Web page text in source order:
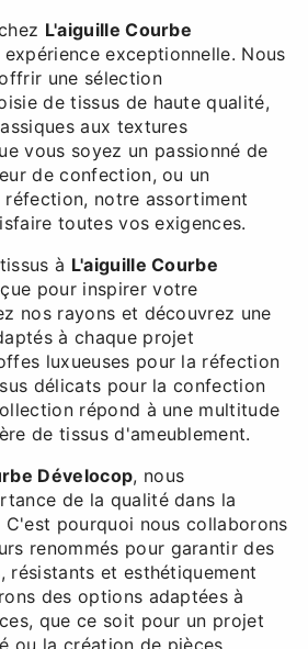
L'aiguille Courbe
exceptionnelle. Nous
une sélection
de tissus de haute qualité,
aux textures
vous soyez un passionné de
de confection, ou un
réfection, notre assortiment
toutes vos exigences.
à L'aiguille Courbe
pour inspirer votre
nos rayons et découvrez une
à chaque projet
luxueuses pour la réfection
délicats pour la confection
répond à une multitude
de tissus d'ameublement.
Dévelocop, nous
de la qualité dans la
C'est pourquoi nous collaborons
renommés pour garantir des
résistants et esthétiquement
des options adaptées à
que ce soit pour un projet
ou la création de pièces